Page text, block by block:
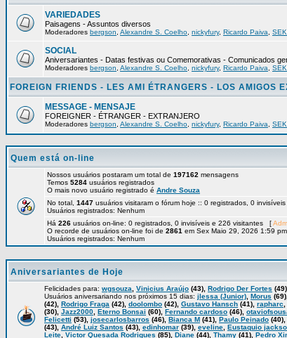
VARIEDADES
Paisagens - Assuntos diversos
Moderadores bergson Alexandre S. Coelho nickyfury, Ricardo Paiva
SOCIAL
Aniversariantes - Datas festivas ou Comemorativas - Comunicados
Moderadores bergson Alexandre S. Coelho nickyfury, Ricardo Paiva
FOREIGN FRIENDS - LES AMI ÉTRANGERS - LOS AMIGOS
MESSAGE - MENSAJE
FOREIGNER - ÉTRANGER - EXTRANJERO
Moderadores bergson Alexandre S. Coelho nickyfury, Ricardo Paiva
Quem está on-line
Nossos usuários postaram um total de 197162 mensagens
Temos 5284 usuários registrados
O mais novo usuário registrado é Andre Souza
No total, 1447 usuários visitaram o fórum hoje :: 0 registrados, 0
Usuários registrados: Nenhum
Há 226 usuários on-line: 0 registrados, 0 invisíveis e 226 visitantes [
O recorde de usuários on-line foi de 2861 em Sex Maio 29, 2026 1:59 pm
Usuários registrados: Nenhum
Aniversariantes de Hoje
Felicidades para: wgsouza Vinicius Araújo (43), Rodrigo Der Fortes (49),
Usuários aniversariando nos próximos 15 dias: jlessa (Junior) Morus (69),
(42), Rodrigo Fraga (42), doolombo (42), Gustavo Hansch (41), rapharc
(30), Jazz2000 Eterno Bonsai (60), Fernando cardoso (46),
Felicetti (53), josecarlosbarros (46), Bianca M (41), Paulo Peinado (40),
(43), André Luiz Santos (43), edinhomar (39), eveline Eustaquio
Leite Victor Quesada Rodrigues (85), Diane (44), Thamy (41), Pedro